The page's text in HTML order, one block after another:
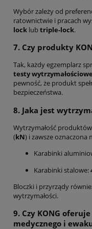
Wybór zależy od
ratownictwie i pracach
lock lubtriple-lock.
7. Czy produkty
Tak, każdy egzemplarz
testy wytrzymałościowe
pewność, że produkt
bezpieczeństwa.
8. Jaka jest
Wytrzymałość produktów
(kN) i zawsze oznaczona
Karabinki
Karabinki stalowe:
Bloczki i przyrządy
wytrzymałości.
9. Czy KONG
medycznego i